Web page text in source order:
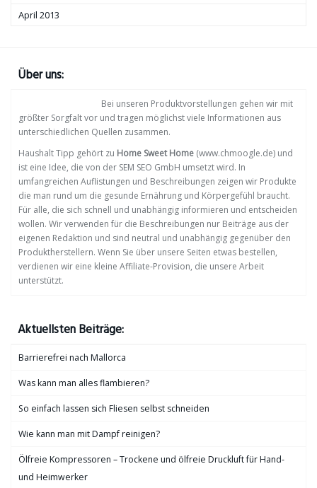
April 2013
Über uns:
Bei unseren Produktvorstellungen gehen wir mit
größter Sorgfalt vor und tragen möglichst viele Informationen aus
unterschiedlichen Quellen zusammen.
Haushalt Tipp gehört zu Home Sweet Home (www.chmoogle.de) und
ist eine Idee, die von der SEM SEO GmbH umsetzt wird. In
umfangreichen Auflistungen und Beschreibungen zeigen wir Produkte
die man rund um die gesunde Ernährung und Körpergefühl braucht.
Für alle, die sich schnell und unabhängig informieren und entscheiden
wollen. Wir verwenden für die Beschreibungen nur Beiträge aus der
eigenen Redaktion und sind neutral und unabhängig gegenüber den
Produktherstellern. Wenn Sie über unsere Seiten etwas bestellen,
verdienen wir eine kleine Affiliate-Provision, die unsere Arbeit
unterstützt.
Aktuellsten Beiträge:
Barrierefrei nach Mallorca
Was kann man alles flambieren?
So einfach lassen sich Fliesen selbst schneiden
Wie kann man mit Dampf reinigen?
Ölfreie Kompressoren – Trockene und ölfreie Druckluft für Hand-
und Heimwerker